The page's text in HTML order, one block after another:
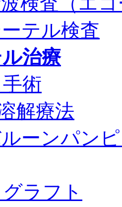
テル検査
治療
術
解療法
ーンパン
ラフト